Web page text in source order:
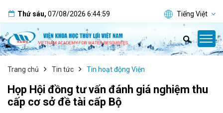
Thứ sáu, 07/08/2026 6:44:59 Tiếng Việt
Trang chủ Tin tức Tin hoạt động Viện
Họp Hội đồng tư vấn đánh giá nghiệm thu
cấp cơ sở đề tài cấp Bộ